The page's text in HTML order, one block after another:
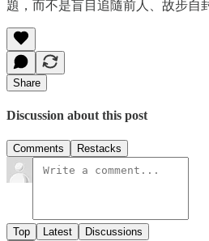
題，而不是盲目追隨前人、故步自
Share
Discussion about this post
Comments Restacks
Top Latest Discussions